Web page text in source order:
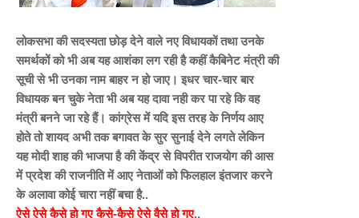
लोकसभा की सदस्यता छोड़ देने वाले नए विधायकों तथा उनके
समर्थकों को भी अब यह आशंका लग रही है कहीं कैबिनेट मंत्री की
सूची से भी उनका नाम बाहर न हो जाए। इधर चार-चार बार
विधायक बन चुके नेता भी अब यह दावा नही कर पा रहे कि वह
मंत्री बनने जा रहे हैं। कांग्रेस में यदि इस तरह के निर्णय आए
होते तो शायद अभी तक बगावत के सुर सुनाई देने लगते लेकिन
यह मोदी शाह की भाजपा है की केंद्र से विपरीत राजयोग की आस
में प्रदेश की राजनीति में आए नेताओं को फिलहाल इंतजार करने
के अलावा कोई चारा नहीं बचा है..
ऐसे ऐसे कैसे हो गए कैसे-कैसे ऐसे वैसे हो गए..